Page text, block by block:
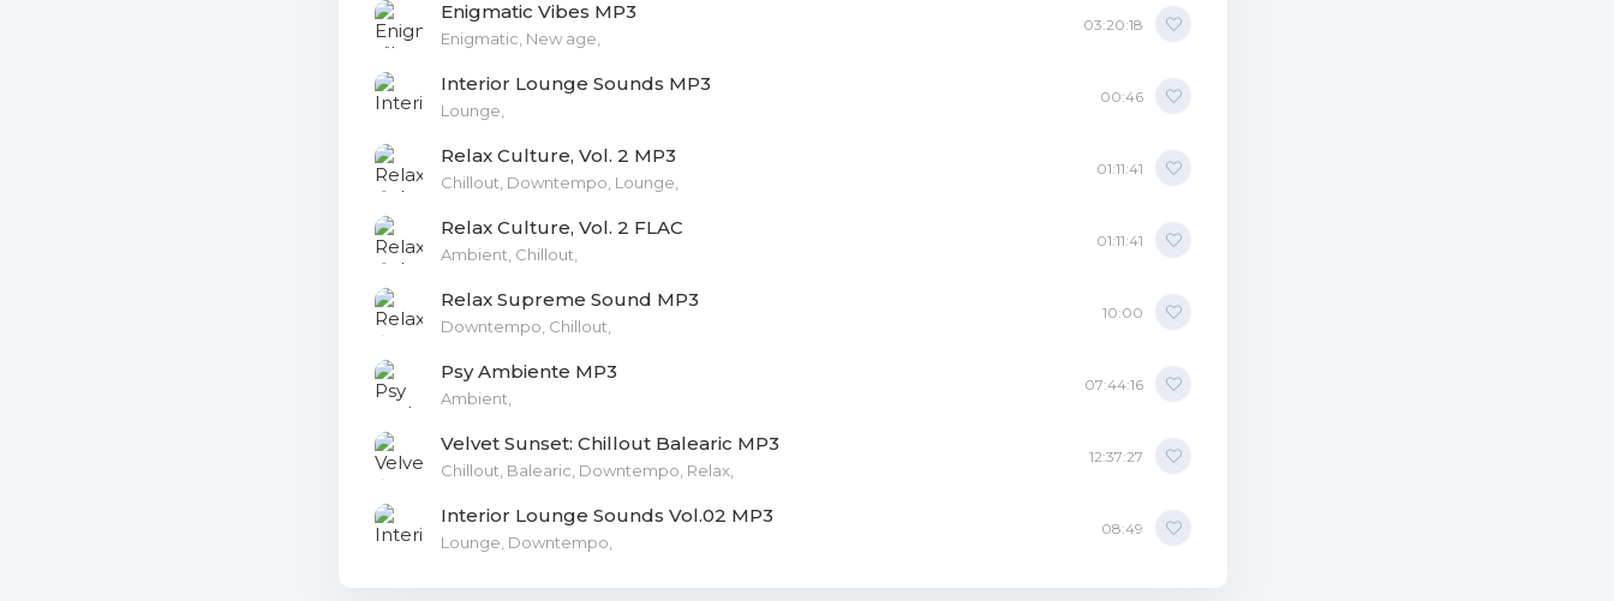
Enigmatic Vibes MP3
Enigmatic, New age,
03:20:18
Interior Lounge Sounds MP3
Lounge,
00:46
Relax Culture, Vol. 2 MP3
Chillout, Downtempo, Lounge,
01:11:41
Relax Culture, Vol. 2 FLAC
Ambient, Chillout,
01:11:41
Relax Supreme Sound MP3
Downtempo, Chillout,
10:00
Psy Ambiente MP3
Ambient,
07:44:16
Velvet Sunset: Chillout Balearic MP3
Chillout, Balearic, Downtempo, Relax,
12:37:27
Interior Lounge Sounds Vol.02 MP3
Lounge, Downtempo,
08:49